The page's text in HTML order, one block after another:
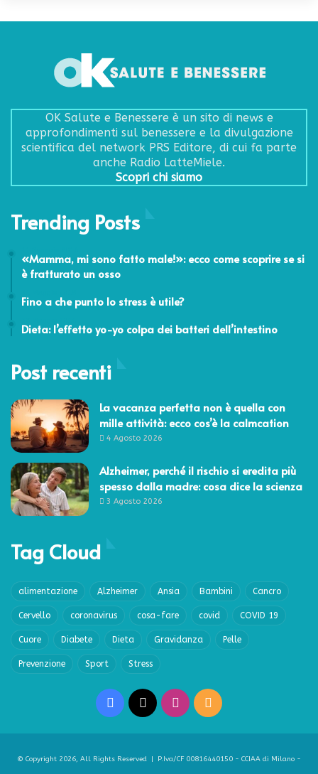
OK Salute e Benessere è un sito di news e
approfondimenti sul benessere e la divulgazione
scientifica del network PRS Editore, di cui fa parte
anche Radio LatteMiele.
Scopri chi siamo
Trending Posts
«Mamma, mi sono fatto male!»: ecco come scoprire se si
è fratturato un osso
Fino a che punto lo stress è utile?
Dieta: l’effetto yo-yo colpa dei batteri dell’intestino
Post recenti
La vacanza perfetta non è quella con
mille attività: ecco cos’è la calmcation
4 Agosto 2026
Alzheimer, perché il rischio si eredita più
spesso dalla madre: cosa dice la scienza
3 Agosto 2026
Tag Cloud
alimentazione Alzheimer Ansia Bambini Cancro
Cervello coronavirus cosa-fare covid COVID 19
Cuore Diabete Dieta Gravidanza Pelle
Prevenzione Sport Stress
Facebook Instagram
RSS
© Copyright 2026, All Rights Reserved | P.Iva/CF 00816440150 - CCIAA di Milano -